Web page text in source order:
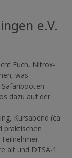
e.V.
Euch, Nitrox-
was
dazu auf der
Kursabend (ca
praktischen
alt und DTSA-1